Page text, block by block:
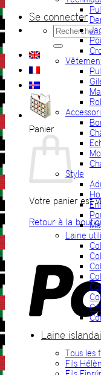
Se connecter
Recherche
pour :
Panier
Votre panier est
Retour à la
Style
Laine
Laine
Tous les
Fils